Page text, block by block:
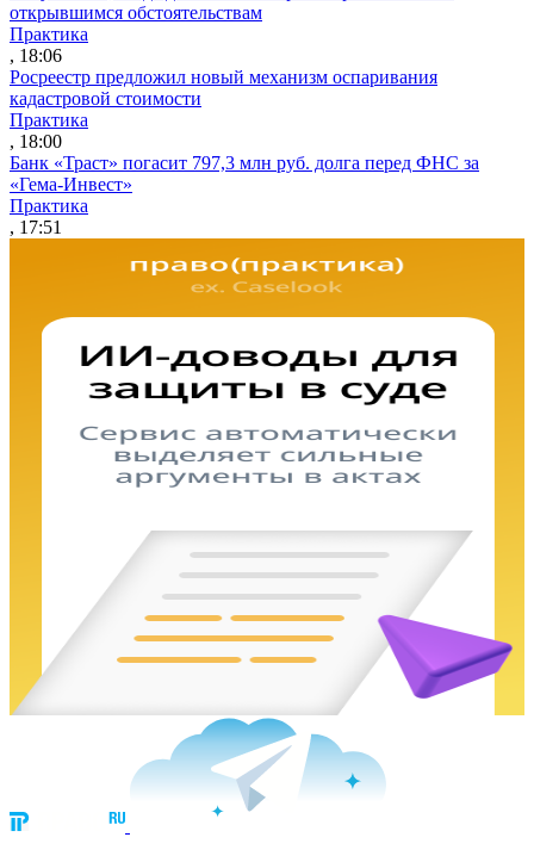
открывшимся обстоятельствам
Практика
, 18:06
Росреестр предложил новый механизм оспаривания
кадастровой стоимости
Практика
, 18:00
Банк «Траст» погасит 797,3 млн руб. долга перед ФНС за
«Гема-Инвест»
Практика
, 17:51